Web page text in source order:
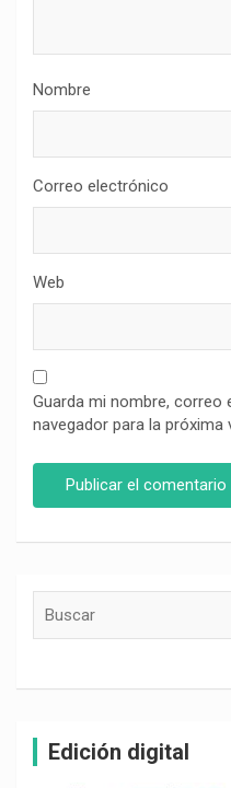
Nombre
Correo electrónico
Web
Guarda mi nombre, correo
navegador para la próxima
Edición digital